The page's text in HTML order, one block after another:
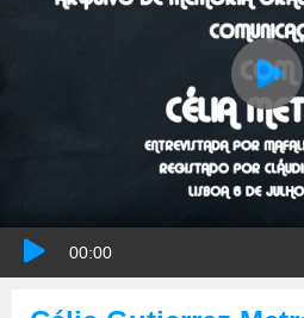
00:00